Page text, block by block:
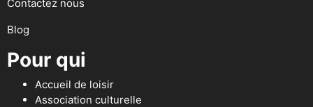
Contactez nous
Blog
Pour qui
Accueil de loisir
Association culturelle